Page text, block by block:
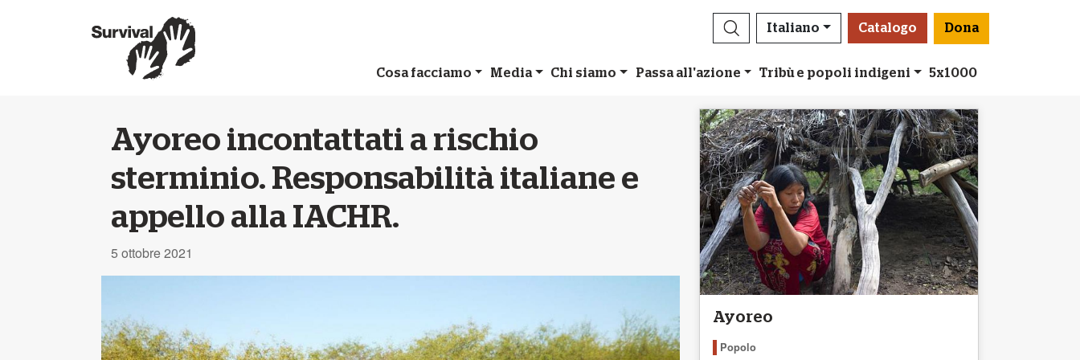
Italiano Catalogo Dona
Cosa facciamo Media Chi siamo Passa all'azione Tribù e popoli indigeni 5x1000
Ayoreo incontattati a rischio
sterminio. Responsabilità italiane e
appello alla IACHR.
5 ottobre 2021
Ayoreo
Popolo